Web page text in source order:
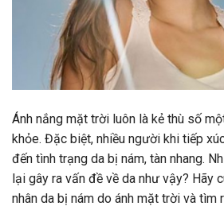
Ánh nắng mặt trời luôn là kẻ thù số
khỏe. Đặc biệt, nhiều người khi tiếp
đến tình trạng da bị nám, tàn nhang.
lại gây ra vấn đề về da như vậy? Hãy
nhân da bị nám do ánh mặt trời và tìm